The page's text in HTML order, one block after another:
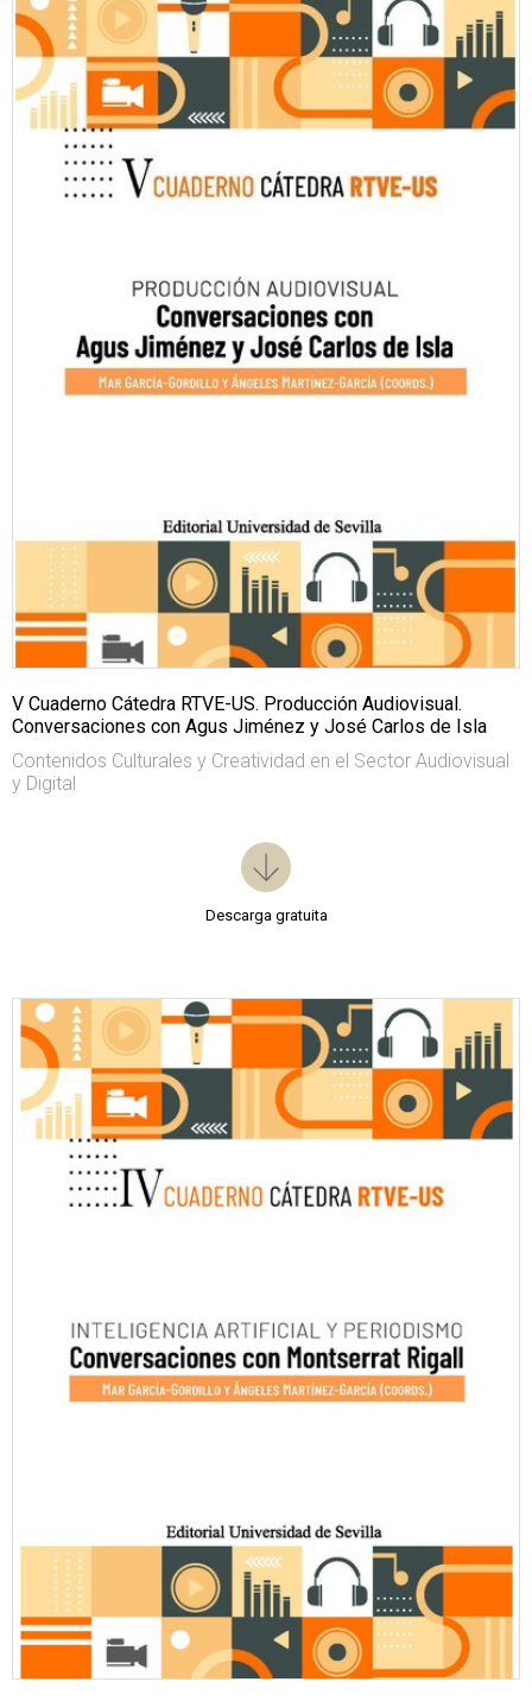
V Cuaderno Cátedra RTVE-US. Producción Audiovisual.
Conversaciones con Agus Jiménez y José Carlos de Isla
Contenidos Culturales y Creatividad en el Sector Audiovisual
y Digital
Descarga gratuita